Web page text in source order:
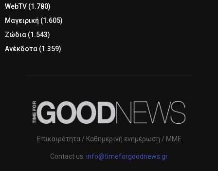
WebTV (1.780)
Μαγειρική (1.605)
Ζώδια (1.543)
Ανέκδοτα (1.359)
Επικαιρότητα / Καθημερινή ενημέρωση / ΜΜΕ
Contact us: info@timeforgoodnews.gr